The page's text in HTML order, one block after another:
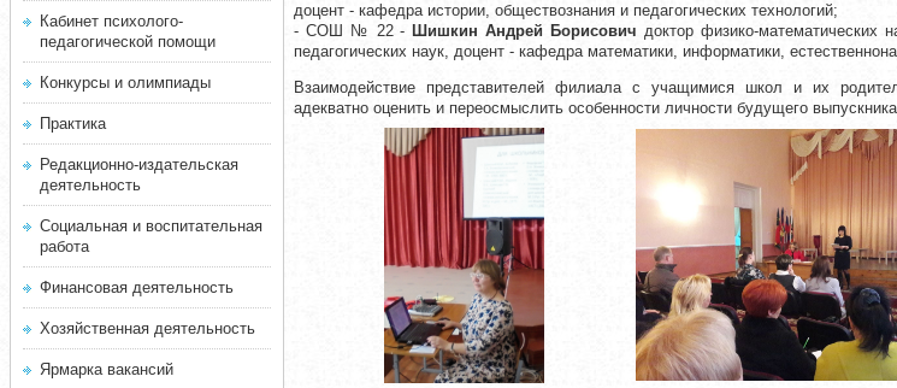
Кабинет психолого-
педагогической помощи
Конкурсы и олимпиады
Практика
Редакционно-издательская
деятельность
Социальная и воспитательная
работа
Финансовая деятельность
Хозяйственная деятельность
Ярмарка вакансий
доцент - кафедра истории, обществознания и педагогических технологий;
- СОШ № 22 - Шишкин Андрей Борисович доктор физико-математических
педагогических наук, доцент - кафедра математики, информатики,
Взаимодействие представителей филиала с учащимися школ и их
адекватно оценить и переосмыслить особенности личности будущего